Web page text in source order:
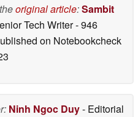
original article:Sambit
Tech Writer- 946
on Notebookcheck
Ninh Ngoc Duy- Editorial